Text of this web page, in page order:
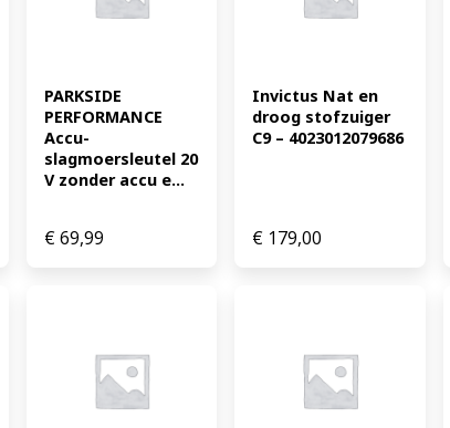
PARKSIDE
PERFORMANCE
Accu-
slagmoersleutel 20
V zonder accu e...
€69,99
Invictus Nat en
droog stofzuiger
C9 – 4023012079686
€ 179,00